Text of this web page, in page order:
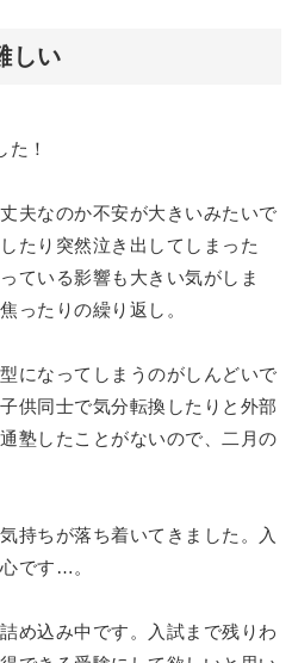
しい
！
夫なのか不安が大きいみたいで
たり突然泣き出してしまった
ている影響も大きい気がしま
ったりの繰り返し。
になってしまうのがしんどいで
供同士で気分転換したりと外部
塾したことがないので、二月の
持ちが落ち着いてきました。入
です…。
め込み中です。入試まで残りわ